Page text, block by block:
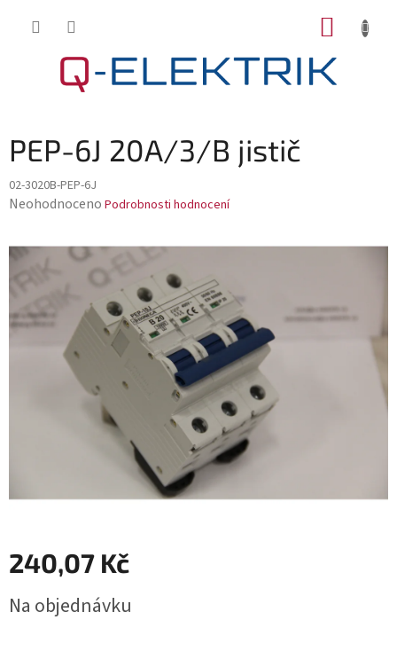
PEP-6J 20A/3/B jistič
02-3020B-PEP-6J
Průměrné
produktu
je
0,0
z
5
hvězdiček.
Neohodnoceno Podrobnosti hodnocení
240,07 Kč
cena:
Na objednávku